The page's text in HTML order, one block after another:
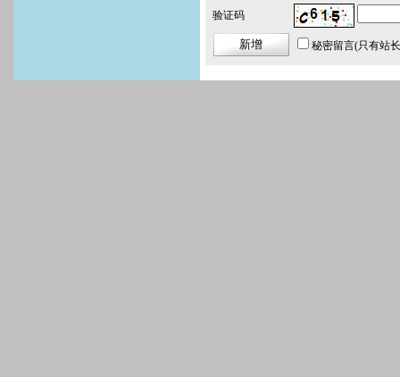
验证码
秘密留言(只有站